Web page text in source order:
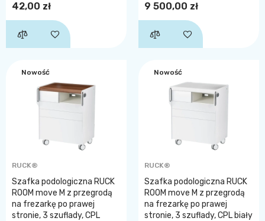
42,00 zł 9 500,00 zł
Nowość
RUCK®
Szafka podologiczna RUCK
ROOM move M z przegrodą
na frezarkę po prawej
stronie, 3 szuflady, CPL
Nowość
RUCK®
Szafka podologiczna RUCK
ROOM move M z przegrodą
na frezarkę po prawej
stronie, 3 szuflady, CPL biały